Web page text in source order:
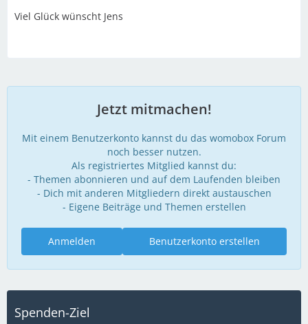
Viel Glück wünscht Jens
Jetzt mitmachen!
Mit einem Benutzerkonto kannst du das womobox Forum
noch besser nutzen.
Als registriertes Mitglied kannst du:
- Themen abonnieren und auf dem Laufenden bleiben
- Dich mit anderen Mitgliedern direkt austauschen
- Eigene Beiträge und Themen erstellen
Benutzerkonto erstellen
Anmelden
Spenden-Ziel